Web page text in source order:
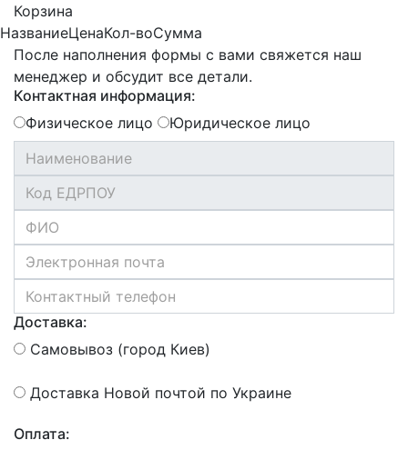
Корзина
НазваниеЦенаКол-воСумма
После наполнения формы с вами свяжется наш
менеджер и обсудит все детали.
Контактная информация:
Физическое лицо
Юридическое лицо
Доставка:
Самовывоз (город Киев)
Доставка Новой почтой по Украине
Оплата: